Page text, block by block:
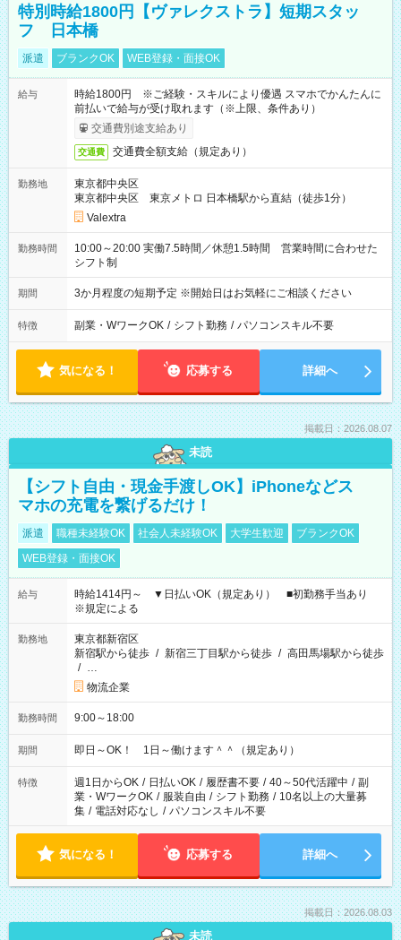
特別時給1800円【ヴァレクストラ】短期スタッ
フ 日本橋
派遣 ブランクOK WEB登録・面接OK
給与
時給1800円 ※ご経験・スキルにより優遇 スマホでかんたんに
前払いで給与が受け取れます（※上限、条件あり）
交通費別途支給あり
交通費 交通費全額支給（規定あり）
勤務地
東京都中央区
東京都中央区 東京メトロ 日本橋駅から直結（徒歩1分）
Valextra
勤務時間
10:00～20:00 実働7.5時間／休憩1.5時間 営業時間に合わせた
シフト制
期間 3か月程度の短期予定 ※開始日はお気軽にご相談ください
特徴 副業・WワークOK / シフト勤務 / パソコンスキル不要
気になる！ 応募する 詳細へ
掲載日：2026.08.07
未読
【シフト自由・現金手渡しOK】iPhoneなどス
マホの充電を繋げるだけ！
派遣 職種未経験OK 社会人未経験OK 大学生歓迎
ブランクOK
WEB登録・面接OK
給与
時給1414円～ ▼日払いOK（規定あり） ■初勤務手当あり
※規定による
勤務地
東京都新宿区
新宿駅から徒歩 / 新宿三丁目駅から徒歩 / 高田馬場駅から徒歩
/ …
物流企業
勤務時間 9:00～18:00
期間 即日～OK！ 1日～働けます＾＾（規定あり）
特徴 週1日からOK / 日払いOK / 履歴書不要 / 40～50代活躍中 / 副
業・WワークOK / 服装自由 / シフト勤務 / 10名以上の大量募
集 / 電話対応なし / パソコンスキル不要
気になる！ 応募する 詳細へ
掲載日：2026.08.03
未読